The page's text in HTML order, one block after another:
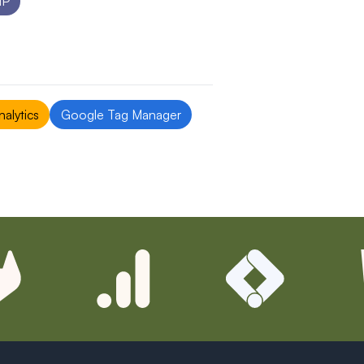
(Git, Google Analytics, Matomo, etc...)
Google Tag Manager